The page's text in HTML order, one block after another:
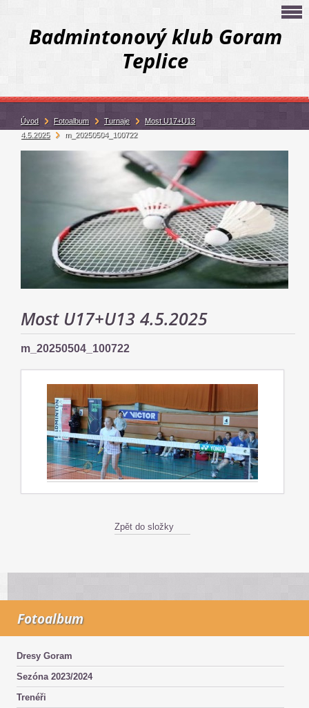
Badmintonový klub Goram
Teplice
Most U17+U13 4.5.2025
m_20250504_100722
Zpět do složky
Fotoalbum
Dresy Goram
Sezóna 2023/2024
Trenéři
Úvod Fotoalbum Turnaje
Most U17+U13
4.5.2025
m_20250504_100722